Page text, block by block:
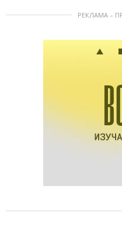
РЕКЛАМА –